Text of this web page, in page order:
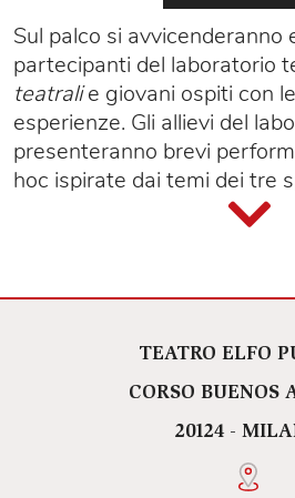
Sul palco si avvicenderanno
partecipanti del laboratorio
teatralie giovani ospiti con
esperienze. Gli allievi del
presenteranno brevi
hoc ispirate dai temi dei tre
visioni saranno
grazie al coordinamento
prevenzione e contrasto del
Questo intenso pomeriggio
che con le loro esperienze
propria esperienza
TEATRO ELFO
CORSO BUENOS
20124 -